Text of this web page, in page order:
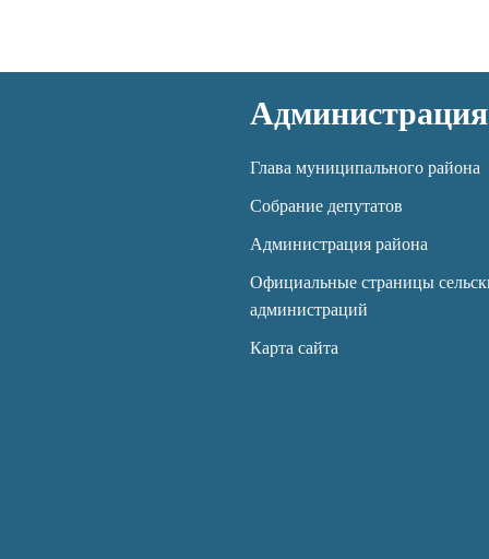
Администрация
Глава муниципального района
Собрание депутатов
Администрация района
Официальные страницы
администраций
Карта сайта